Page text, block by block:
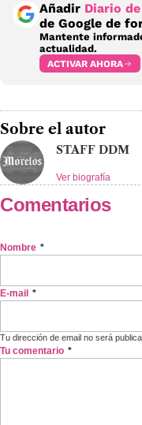
Añadir Diario
de Google de
Mantente
actualidad.
ACTIVAR AHORA
Sobre el autor
STAFF DDM
Ver biografía
Comentarios
Nombre *
E-mail *
Tu dirección de email no será
Tu comentario *